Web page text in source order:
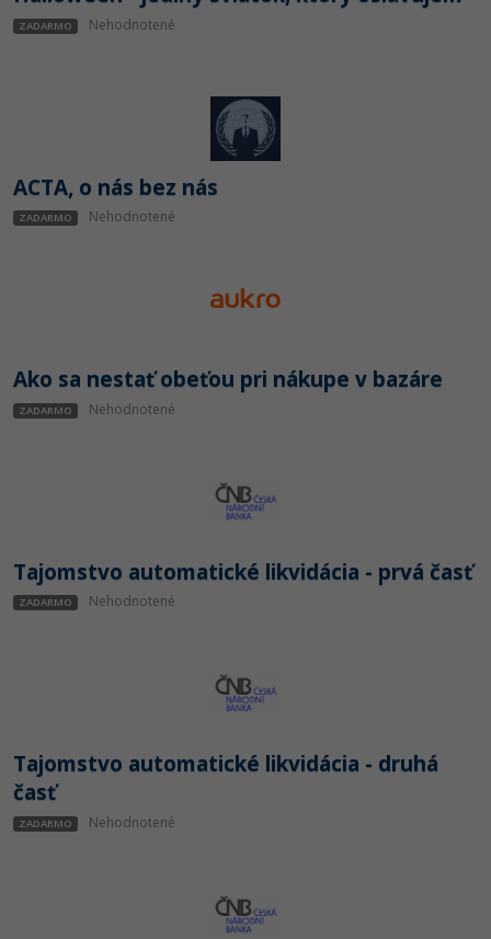
ZADARMO Nehodnotené
ACTA, o nás bez nás
ZADARMO Nehodnotené
Ako sa nestať obeťou pri nákupe v bazáre
ZADARMO Nehodnotené
Tajomstvo automatické likvidácia - prvá časť
ZADARMO Nehodnotené
Tajomstvo automatické likvidácia - druhá
časť
ZADARMO Nehodnotené